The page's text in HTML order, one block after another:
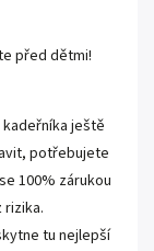
před dětmi!
ještě
potřebujete
100% zárukou
tu nejlepší